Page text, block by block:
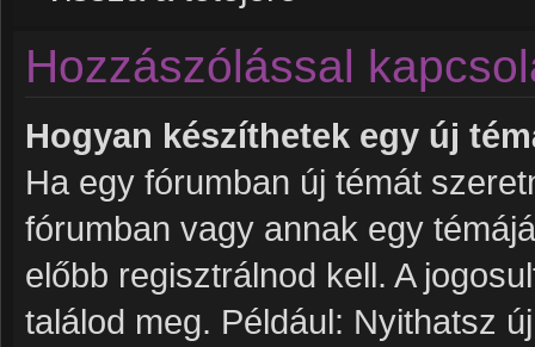
Hozzászólással
Hogyan készíthetek egy új
Ha egy fórumban új témát
fórumban vagy annak egy
előbb regisztrálnod kell. A
találod meg. Például: Nyithatsz